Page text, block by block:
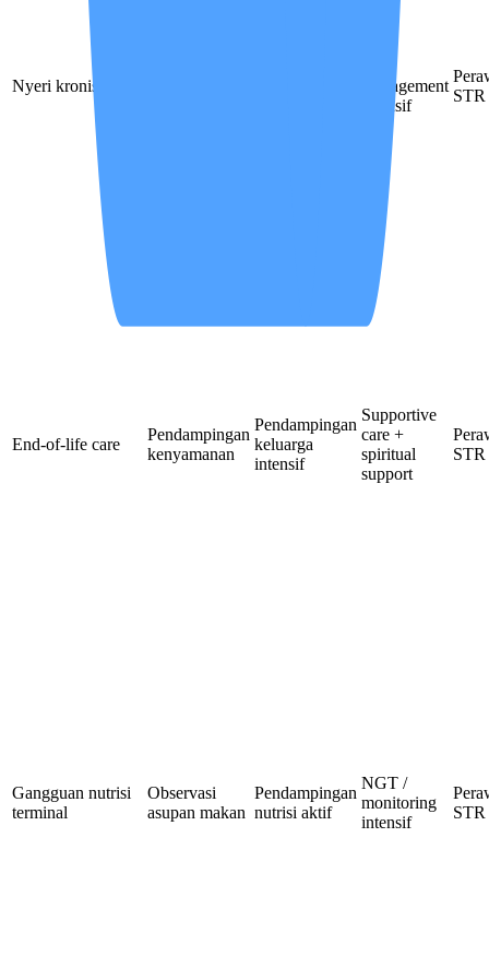
Nyeri kronis berat
management
intensif
STR
End-of-life care
Pendampingan
kenyamanan
Pendampingan
keluarga
intensif
Supportive
care +
spiritual
support
STR
Gangguan nutrisi
terminal
Observasi
asupan makan
Pendampingan
nutrisi aktif
NGT /
monitoring
intensif
STR